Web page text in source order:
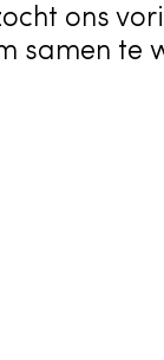
ons
samen te